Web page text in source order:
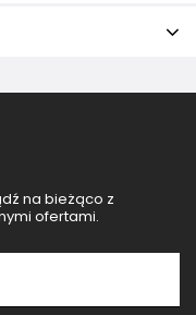
na bieżąco z
ofertami.